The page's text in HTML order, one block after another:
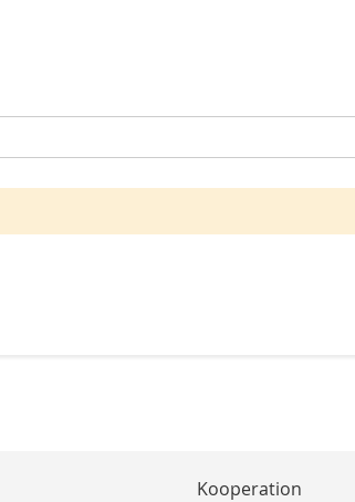
Kooperation